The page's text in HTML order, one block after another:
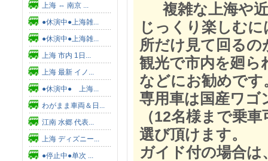
上海 ⇔ 南京 ...
●休演中●上海雑...
●休演中●上海雑...
上海 市内 1日...
上海 最新 イノ...
●休演中● 上海...
わがまま車両＆日...
江南 水郷 代表...
上海 ディズニー...
●停止中●单次 ...
複雑な上海や
じっくり楽しむ
所だけ見て回る
観光で市内を廻ら
などにお勧めです
専用車は国産ワゴ
（12名様まで乗
選び頂けます。
ガイド付の場合